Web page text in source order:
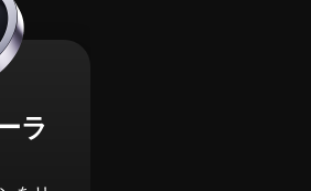
ラ